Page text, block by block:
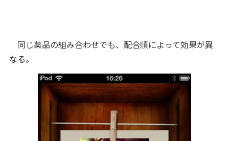
同じ薬品の組み合わせでも、配合順によって効果が異
なる。